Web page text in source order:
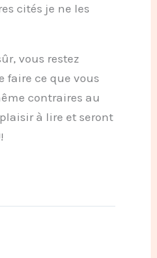
cités je ne les
vous restez
faire ce que vous
contraires au
à lire et seront